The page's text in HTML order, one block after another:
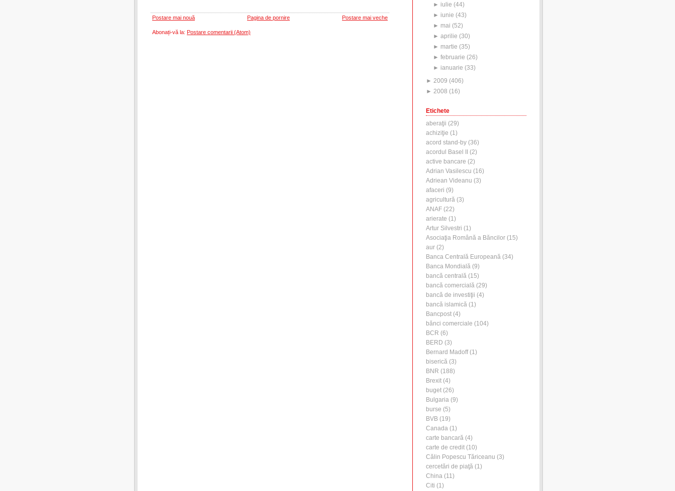
Postare mai nouă Postare mai veche
Pagina de pornire
Abonați-vă la: Postare comentarii (Atom)
► iulie (44)
► iunie (43)
► mai (52)
►aprilie (30)
► martie (35)
►februarie (26)
► ianuarie (33)
► 2009 (406)
► 2008 (16)
Etichete
aberaţii (29)
achiziţie (1)
acord stand-by (36)
acordul Basel II
(2)
active bancare (2)
Adrian Vasilescu (16)
Adriean Videanu (3)
afaceri (9)
agricultură (3)
ANAF (22)
arierate (1)
Artur Silvestri (1)
Asociaţia Română a Băncilor (15)
aur (2)
Banca Centrală Europeană (34)
Banca Mondială (9)
bancă centrală (15)
bancă comercială (29)
bancă de investiţii (4)
bancă islamică (1)
Bancpost (4)
bănci comerciale (104)
BCR (6)
BERD (3)
Bernard Madoff(1)
biserică (3)
BNR (188)
Brexit (4)
buget (26)
Bulgaria (9)
burse (5)
BVB (19)
Canada (1)
carte bancară (4)
carte de credit (10)
Călin Popescu Tăriceanu (3)
cercetări de piaţă (1)
China (11)
Citi (1)